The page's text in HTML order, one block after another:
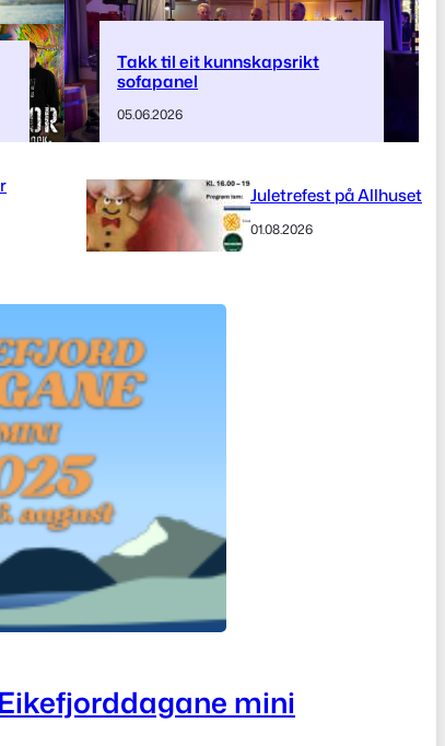
Takk til eit kunnskapsrikt
sofapanel
05.06.2026
Juletrefest på Allhuset
01.08.2026
mini